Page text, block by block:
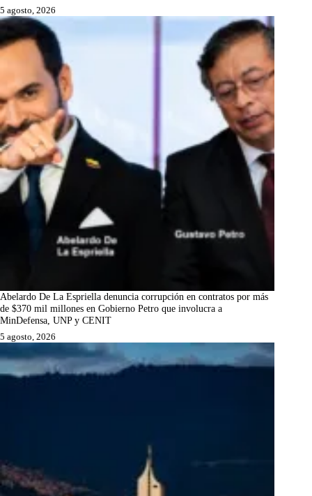
5 agosto, 2026
Abelardo De La Espriella denuncia corrupción en contratos por más
de $370 mil millones en Gobierno Petro que involucra a
MinDefensa, UNP y CENIT
5 agosto, 2026